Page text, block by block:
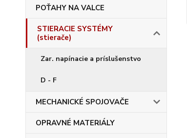
POŤAHY NA VALCE
STIERACIE SYSTÉMY
(stierače)
Zar. napínacie a príslušenstvo
D - F
MECHANICKÉ SPOJOVAČE
OPRAVNÉ MATERIÁLY